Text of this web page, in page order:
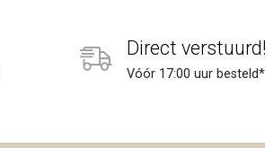
Direct verstuurd!
Vóór 17:00 uur besteld*